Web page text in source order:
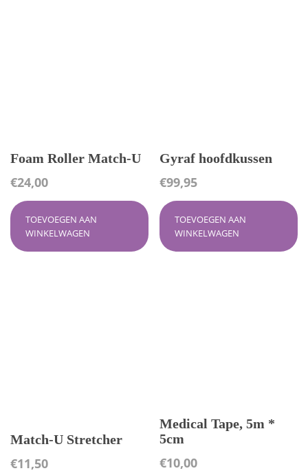
Foam Roller Match-U
€24,00
TOEVOEGEN AAN
WINKELWAGEN
Gyraf hoofdkussen
€99,95
TOEVOEGEN AAN
WINKELWAGEN
Match-U Stretcher
€11,50
Medical Tape, 5m *
5cm
€10,00